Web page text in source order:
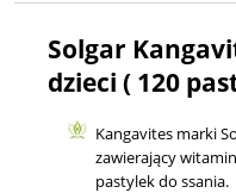
Solgar
dzieci ( 120
Kangavites marki
zawierający
pastylek do ssania.